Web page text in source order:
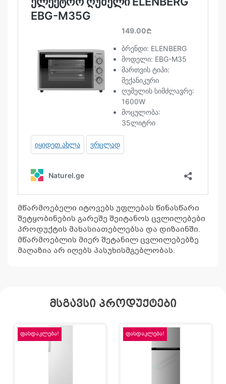
მწარმოებელი იტოვებს უფლებას წინასწარი
შეტყობინების გარეშე შეიტანოს ცვლილებები
პროდუქტის მახასიათებლებსა და დიზაინში.
მწარმოებლის მიერ შეტანილ ცვლილებებზე
მაღაზია არ იღებს პასუხისმგებლობას.
მსგავსი პროდუქტები
ფასდაკლება! ფასდაკლება!